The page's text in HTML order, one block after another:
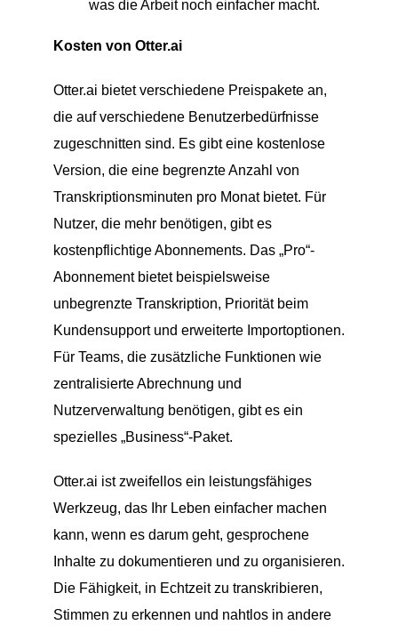
was die Arbeit noch einfacher macht.
Kosten von Otter.ai
Otter.ai bietet verschiedene Preispakete an,
die auf verschiedene Benutzerbedürfnisse
zugeschnitten sind. Es gibt eine kostenlose
Version, die eine begrenzte Anzahl von
Transkriptionsminuten pro Monat bietet. Für
Nutzer, die mehr benötigen, gibt es
kostenpflichtige Abonnements. Das „Pro“-
Abonnement bietet beispielsweise
unbegrenzte Transkription, Priorität beim
Kundensupport und erweiterte Importoptionen.
Für Teams, die zusätzliche Funktionen wie
zentralisierte Abrechnung und
Nutzerverwaltung benötigen, gibt es ein
spezielles „Business“-Paket.
Otter.ai ist zweifellos ein leistungsfähiges
Werkzeug, das Ihr Leben einfacher machen
kann, wenn es darum geht, gesprochene
Inhalte zu dokumentieren und zu organisieren.
Die Fähigkeit, in Echtzeit zu transkribieren,
Stimmen zu erkennen und nahtlos in andere